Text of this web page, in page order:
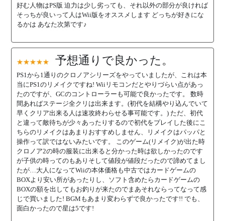
好む人物はPS版 迫力は少し劣っても、それ以外の部分が良ければ
そっちが良いって人はWii版をオススメします どっちが好きにな
るかは あなた次第です♪
★★★★★ 予想通りで良かった。
PS1から1通りのクロノアシリーズをやっていましたが、これは本
当にPS1のリメイクですね! Wiiリモコンだとやりづらい点があっ
たのですが、GCのコントローラーも可能で良かったです。 数時
間あればステージ全クリは出来ます。(初代を結構やり込んでいて
早くクリア出来る人は速攻終わらせる事可能です。) ただ、初代
と違って敵待ちが少々あったりするので初代をプレイした後にこ
ちらのリメイクはあまりおすすめしません、リメイクはパッパと
操作って訳ではないみたいです。 このゲーム(リメイク)が出た時
クロノア2の時の服装に出来ると分かった時は欲しかったのです
が子供の時ってのもありそして値段が値段だったので諦めてまし
たが…大人になってWiiの本体価格も中古ではカードゲームの
BOXより安い所があったりし、ソフト含めたらカードゲームの
BOXの額を出してもお釣りが来たのでまあそれならってなって感
じで買いました! BGMもあまり変わらずで良かったです!! でも、
面白かったので星は5です!